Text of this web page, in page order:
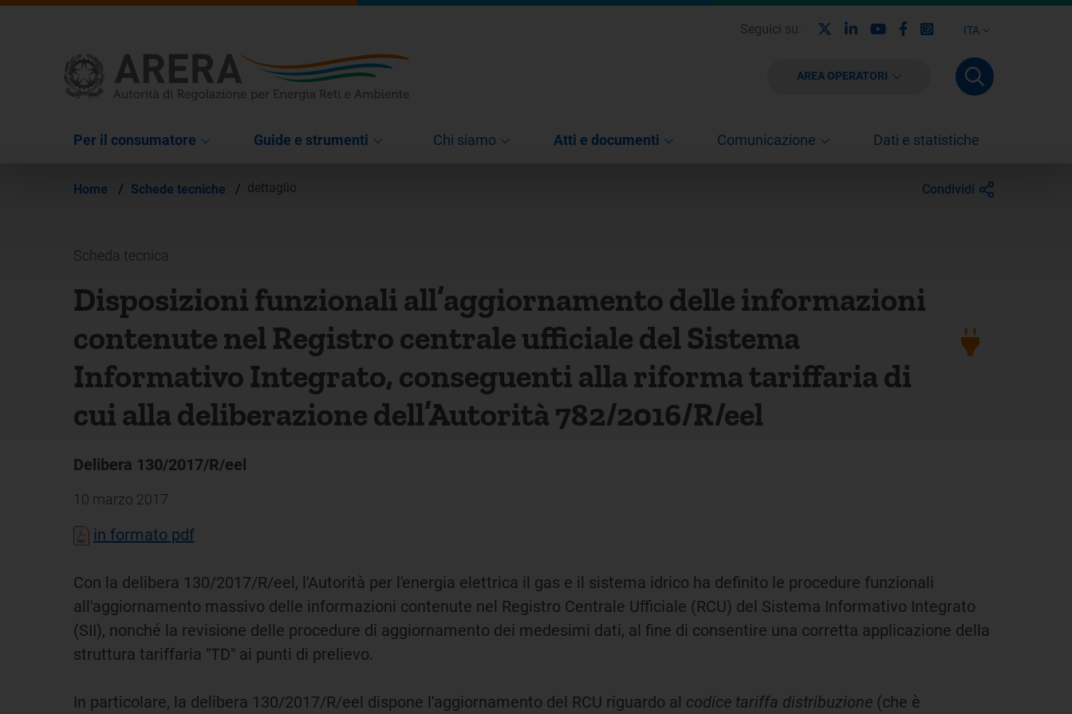
ITA
Seguici su: LinkedinYoutubeFacebook
Instagram
AREA OPERATORI
Per il consumatore Guide e strumenti Chi siamo Atti e documenti Comunicazione Dati e statistiche
Home / Schede tecniche / dettaglio Condividi
Scheda tecnica
Disposizioni funzionali all’aggiornamento delle informazioni
contenute nel Registro centrale ufficiale del Sistema
Informativo Integrato, conseguenti alla riforma tariffaria di
cui alla deliberazione dell’Autorità 782/2016/R/eel
Delibera 130/2017/R/eel
10 marzo 2017
in formato pdf
Con la delibera 130/2017/R/eel, l'Autorità per l'energia elettrica il gas e il sistema idrico ha definito le procedure funzionali
all'aggiornamento massivo delle informazioni contenute nel Registro Centrale Ufficiale (RCU) del Sistema Informativo Integrato
(SII), nonché la revisione delle procedure di aggiornamento dei medesimi dati, al fine di consentire una corretta applicazione della
struttura tariffaria "TD" ai punti di prelievo.
In particolare, la delibera 130/2017/R/eel dispone l'aggiornamento del RCU riguardo al codice tariffa distribuzione (che è